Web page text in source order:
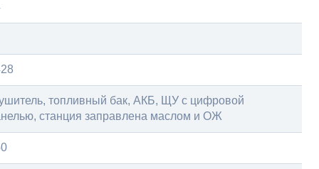
топливный бак, АКБ, ЩУ с цифровой
станция заправлена маслом и ОЖ